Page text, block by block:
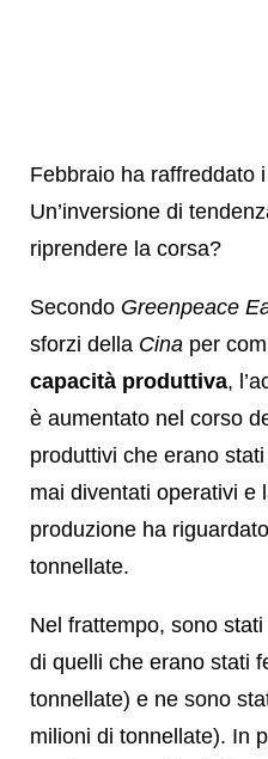
Febbraio ha raffreddato i
Un’inversione di
riprendere la corsa?
Secondo Greenpeace
sforzi della Cina per
capacità produttiva,
è aumentato nel corso
produttivi che erano
mai diventati operativi e
produzione ha
tonnellate.
Nel frattempo, sono
di quelli che erano stati
tonnellate) e ne sono
milioni di tonnellate). In